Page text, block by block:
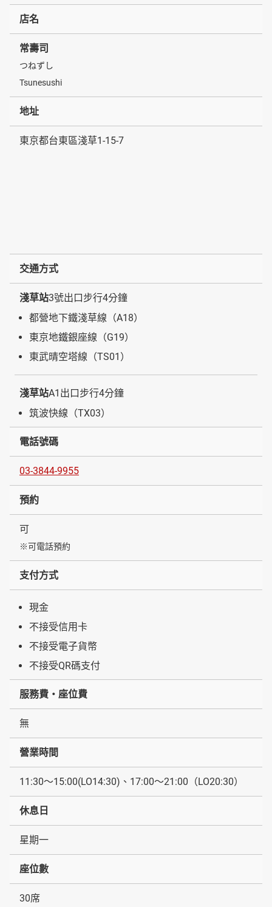
店名
常壽司
つねずし
Tsunesushi
地址
東京都台東區淺草1-15-7
交通方式
淺草站3號出口步行4分鐘
都營地下鐵淺草線（A18）
東京地鐵銀座線（G19）
東武晴空塔線（TS01）
淺草站A1出口步行4分鐘
筑波快線（TX03）
電話號碼
03-3844-9955
預約
可
※可電話預約
支付方式
現金
不接受信用卡
不接受電子貨幣
不接受QR碼支付
服務費・座位費
無
營業時間
11:30～15:00(LO14:30)、17:00～21:00（LO20:30）
休息日
星期一
座位數
30席